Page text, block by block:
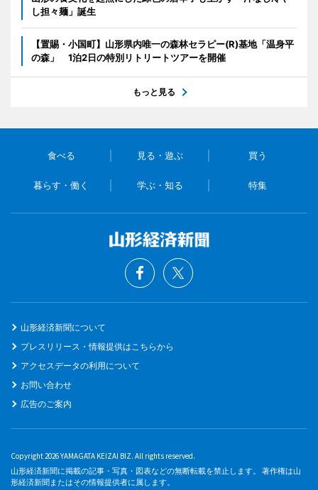
し担々麺」誕生
【置賜・小国町】山形県内唯一の森林セラピー(R)基地「温身平
の森」 1泊2日の特別リトリートツアーを開催
もっと見る
食べる 見る・遊ぶ 買う
暮らす・働く 学ぶ・知る 特集
山形経済新聞について
プレスリリース・情報提供はこちらから
アクセスデータの利用について
お問い合わせ
広告のご案内
Copyright 2026 YAMAGATA KEIZAI BIZ. All rights reserved.
山形経済新聞に掲載の記事・写真・図表などの無断転載を禁止します。 著作権は山
形経済新聞またはその情報提供者に属します。